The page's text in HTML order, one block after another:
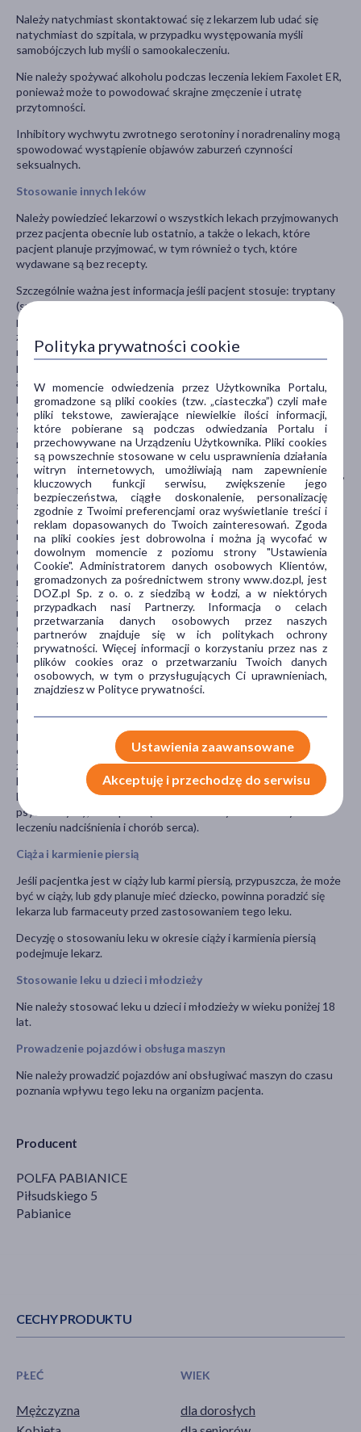
Producent
POLFA PABIANICE
Piłsudskiego 5
Pabianice
Należy natychmiast skontaktować się z lekarzem lub udać się
natychmiast do szpitala, w przypadku występowania myśli
samobójczych lub myśli o samookaleczeniu.
Nie należy spożywać alkoholu podczas leczenia lekiem Faxolet ER,
ponieważ może to powodować skrajne zmęczenie i utratę
przytomności.
Inhibitory wychwytu zwrotnego serotoniny i noradrenaliny mogą
spowodować wystąpienie objawów zaburzeń czynności
seksualnych.
Stosowanie innych leków
Należy powiedzieć lekarzowi o wszystkich lekach przyjmowanych
przez pacjenta obecnie lub ostatnio, a także o lekach, które
pacjent planuje przyjmować, w tym również o tych, które
wydawane są bez recepty.
Szczególnie ważna jest informacja jeśli pacjent stosuje: tryptany
(substancje stosowane w migrenowych bólach głowy); inne leki
przeciwdepresyjne, np. selektywne inhibitory wychwytu
zwrotnego serotoniny (SSRI), inhibitory wychwytu zwrotnego
noradrenaliny i serotoniny (SNRI), trójpierścieniowe leki
przeciwdepresyjne lub leki zawierające lit; leki zawierające
amfetaminy (stosowane w leczeniu zespołu nadpobudliwości
psychoruchowej z deficytem uwagi (ADHD), narkolepsji i
otyłości); leki zawierające antybiotyk linezolid (substancja
stosowana w leczeniu zakażeń); leki zawierające IMAO,
moklobemid (substancja stosowana w leczeniu depresji); leki
zawierające sybutraminę (substancję stosowaną w
odchudzaniu); leki zawierające opioidy (np. buprenorfinę, tramadol,
fentanyl, tapentadol, petydynę lub pentazocynę) substancje
stosowane w leczeniu silnego bólu; leki zawierające
dekstrometorfan (stosowany w leczeniu kaszlu); leki zawierające
metadon (stosowany w leczeniu uzależnienia od leków
opioidowych lub silnego bólu); leki zawierające błękit metylenowy
(substancję stosowaną w leczeniu wysokiego stężenia
methemoglobiny we krwi); leki zawierające ziele dziurawca
zwyczajnego (Hypericum perforatum, leki pochodzenia
naturalnego lub roślinnego stosowane w leczeniu łagodnej
depresji); leki zawierające tryptofan (stosowany w problemach ze
spaniem i w depresji); leki przeciwpsychotyczne (stosowane w
leczeniu choroby z objawami, takimi jak słyszenie, widzenie i
odczuwanie rzeczy, które nie istnieją, urojenia, nienaturalna
podejrzliwość, niejasne rozumowanie, zamknięcie w sobie); leki
przeciwarytmiczne, takie jak chinidyna, amiodaron, sotalol lub
dofetylid (stosowane w leczeniu zaburzeń rytmu serca); leki
przeciwpsychotyczne, takie jak tiorydazyna; antybiotyki, takie jak
erytromycyna lub moksyfloksacyna (stosowane w leczeniu
zakażeń bakteryjnych); leki przeciwhistaminowe (stosowane w
leczeniu alergii); ketokonazol (lek przeciwgrzybiczy); haloperydol
lub rysperydon (leki stosowane w leczeniu zaburzeń
psychicznych); metoprolol (beta-adrenolityk stosowany w
leczeniu nadciśnienia i chorób serca).
Ciąża i karmienie piersią
Jeśli pacjentka jest w ciąży lub karmi piersią, przypuszcza, że może
być w ciąży, lub gdy planuje mieć dziecko, powinna poradzić się
lekarza lub farmaceuty przed zastosowaniem tego leku.
Decyzję o stosowaniu leku w okresie ciąży i karmienia piersią
podejmuje lekarz.
Stosowanie leku u dzieci i młodzieży
Nie należy stosować leku u dzieci i młodzieży w wieku poniżej 18
lat.
Prowadzenie pojazdów i obsługa maszyn
Nie należy prowadzić pojazdów ani obsługiwać maszyn do czasu
poznania wpływu tego leku na organizm pacjenta.
CECHY PRODUKTU
PŁEĆ
Mężczyzna
WIEK
dla dorosłych
Polityka prywatności cookie
W momencie odwiedzenia przez Użytkownika Portalu,
gromadzone są pliki cookies (tzw. „ciasteczka”) czyli małe
pliki tekstowe, zawierające niewielkie ilości informacji,
które pobierane są podczas odwiedzania Portalu i
przechowywane na Urządzeniu Użytkownika. Pliki cookies
są powszechnie stosowane w celu usprawnienia działania
witryn internetowych, umożliwiają nam zapewnienie
kluczowych funkcji serwisu, zwiększenie jego
bezpieczeństwa, ciągłe doskonalenie, personalizację
zgodnie z Twoimi preferencjami oraz wyświetlanie treści i
reklam dopasowanych do Twoich zainteresowań. Zgoda
na pliki cookies jest dobrowolna i można ją wycofać w
dowolnym momencie z poziomu strony "Ustawienia
Cookie". Administratorem danych osobowych Klientów,
gromadzonych za pośrednictwem strony www.doz.pl, jest
DOZ.pl Sp. z o. o. z siedzibą w Łodzi, a w niektórych
przypadkach nasi Partnerzy. Informacja o celach
przetwarzania danych osobowych przez naszych
partnerów znajduje się w ich politykach ochrony
prywatności. Więcej informacji o korzystaniu przez nas z
plików cookies oraz o przetwarzaniu Twoich danych
osobowych, w tym o przysługujących Ci uprawnieniach,
znajdziesz w Polityce prywatności.
Ustawienia zaawansowane
Akceptuję i przechodzę do serwisu